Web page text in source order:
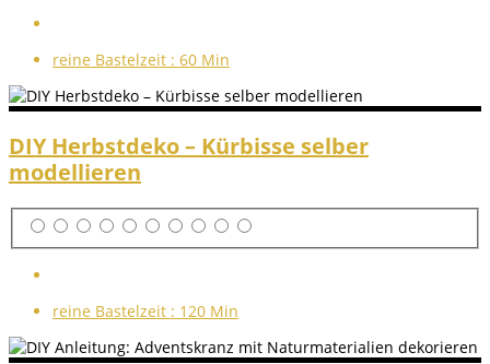
reine Bastelzeit : 60 Min
DIY Herbstdeko – Kürbisse selber
modellieren
reine Bastelzeit : 120 Min